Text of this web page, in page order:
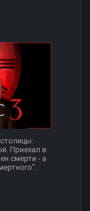
Приехал в
смерти - а